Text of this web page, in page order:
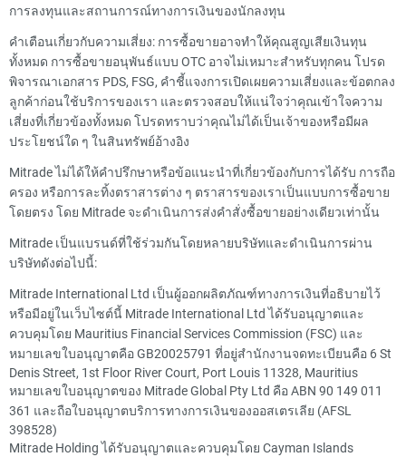
การลงทุนและสถานการณ์ทางการเงินของนักลงทุน
คำเตือนเกี่ยวกับความเสี่ยง: การซื้อขายอาจทำให้คุณสูญเสียเงินทุน
ทั้งหมด การซื้อขายอนุพันธ์แบบ OTC อาจไม่เหมาะสำหรับทุกคน โปรด
พิจารณาเอกสาร PDS, FSG, คำชี้แจงการเปิดเผยความเสี่ยงและข้อตกลง
ลูกค้าก่อนใช้บริการของเรา และตรวจสอบให้แน่ใจว่าคุณเข้าใจความ
เสี่ยงที่เกี่ยวข้องทั้งหมด โปรดทราบว่าคุณไม่ได้เป็นเจ้าของหรือมีผล
ประโยชน์ใด ๆ ในสินทรัพย์อ้างอิง
Mitrade ไม่ได้ให้คำปรึกษาหรือข้อแนะนำที่เกี่ยวข้องกับการได้รับ การถือ
ครอง หรือการละทิ้งตราสารต่าง ๆ ตราสารของเราเป็นแบบการซื้อขาย
โดยตรง โดย Mitrade จะดำเนินการส่งคำสั่งซื้อขายอย่างเดียวเท่านั้น
Mitrade เป็นแบรนด์ที่ใช้ร่วมกันโดยหลายบริษัทและดำเนินการผ่าน
บริษัทดังต่อไปนี้:
Mitrade International Ltd เป็นผู้ออกผลิตภัณฑ์ทางการเงินที่อธิบายไว้
หรือมีอยู่ในเว็บไซต์นี้ Mitrade International Ltd ได้รับอนุญาตและ
ควบคุมโดย Mauritius Financial Services Commission (FSC) และ
หมายเลขใบอนุญาตคือ GB20025791 ที่อยู่สำนักงานจดทะเบียนคือ 6 St
Denis Street, 1st Floor River Court, Port Louis 11328, Mauritius
หมายเลขใบอนุญาตของ Mitrade Global Pty Ltd คือ ABN 90 149 011
361 และถือใบอนุญาตบริการทางการเงินของออสเตรเลีย (AFSL
398528)
Mitrade Holding ได้รับอนุญาตและควบคุมโดย Cayman Islands